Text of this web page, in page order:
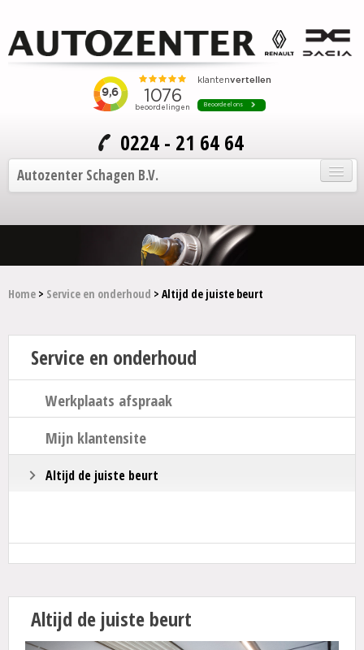
0224 - 21 64 64
Autozenter Schagen B.V.
Home
Onze auto's
Service en onderhoud
Contact
Home > Service en onderhoud > Altijd de juiste beurt
Service en onderhoud
Werkplaats afspraak
Mijn klantensite
Altijd de juiste beurt
Altijd de juiste beurt